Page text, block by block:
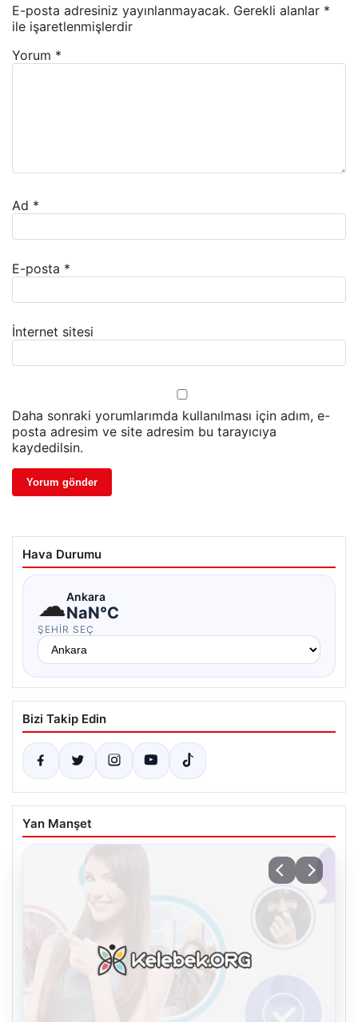
E-posta adresiniz yayınlanmayacak. Gerekli alanlar *
ile işaretlenmişlerdir
Yorum *
Ad *
E-posta *
İnternet sitesi
Daha sonraki yorumlarımda kullanılması için adım, e-
posta adresim ve site adresim bu tarayıcıya
kaydedilsin.
Hava Durumu
☁Ankara
NaN°C
ŞEHIR SEÇ
Bizi Takip Edin
Yan Manşet